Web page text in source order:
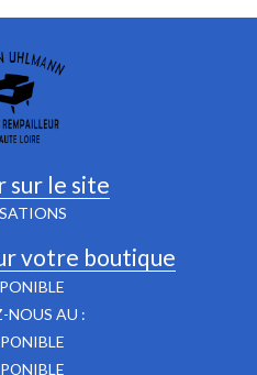
sur le site
votre boutique
NOUS AU :